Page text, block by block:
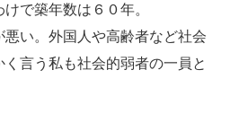
で築年数は６０年。
い。外国人や高齢者など社会
言う私も社会的弱者の一員と